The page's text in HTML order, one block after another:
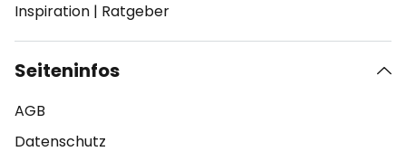
Inspiration | Ratgeber
Seiteninfos
AGB
Datenschutz